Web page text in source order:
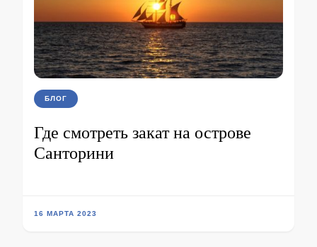
БЛОГ
Где смотреть закат на острове
Санторини
16 МАРТА 2023